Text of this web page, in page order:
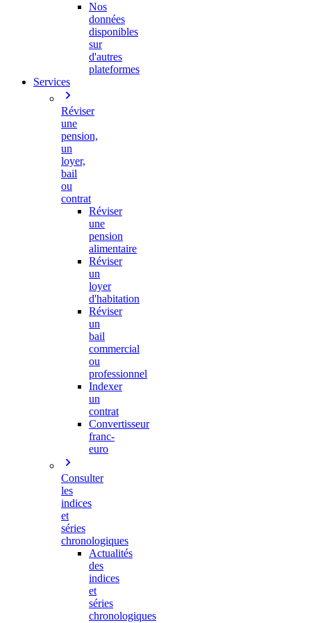
Nos
données
disponibles
sur
d'autres
plateformes
Services
Réviser
une
pension,
un
loyer,
bail
ou
contrat
Réviser
une
pension
alimentaire
Réviser
un
loyer
d'habitation
Réviser
un
bail
commercial
ou
professionnel
Indexer
un
contrat
Convertisseur
franc-
euro
Consulter
les
indices
et
séries
chronologiques
Actualités
des
indices
et
séries
chronologiques